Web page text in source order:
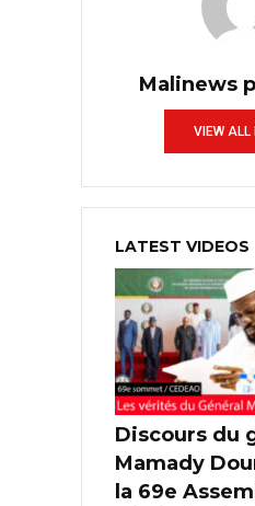
Malinews
VIEW ALL
LATEST VIDEOS
Discours du
Mamady
la 69e